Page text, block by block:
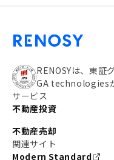
RENOSYは、東証
GA technologies
サービス
不動産投資
不動産売却
関連サイト
Modern Standard